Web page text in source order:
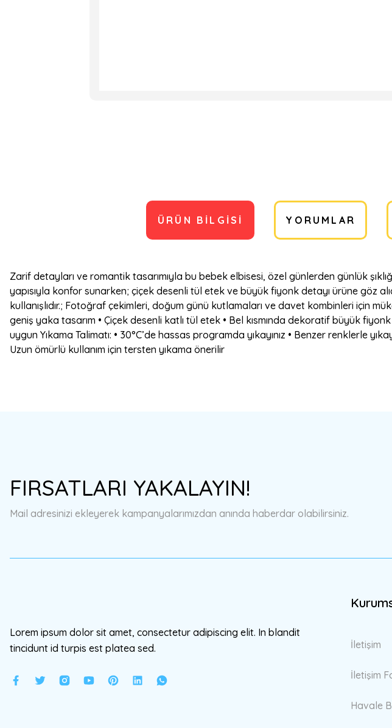
ÜRÜN BILGISI YORUMLAR
Zarif detayları ve romantik tasarımıyla bu bebek elbisesi, özel günlerden günlük
yapısıyla konfor sunarken; çiçek desenli tül etek ve büyük fiyonk detayı ürüne göz
kullanışlıdır.; Fotoğraf çekimleri, doğum günü kutlamaları ve davet kombinleri için
geniş yaka tasarım • Çiçek desenli katlı tül etek • Bel kısmında dekoratif büyük
uygun Yıkama Talimatı: • 30°C’de hassas programda yıkayınız • Benzer renklerle
Uzun ömürlü kullanım için tersten yıkama önerilir
Ürün açıklamasında eksik bilgiler bulunuyor.
Ürün fiyatı diğer sitelerden daha pahalı.
FIRSATLARI YAKALAYIN!
Mail adresinizi ekleyerek kampanyalarımızdan anında haberdar olabilirsiniz.
Lorem ipsum dolor sit amet, consectetur adipiscing elit. In blandit
tincidunt id turpis est platea sed.
İletişim
İletişim
Havale